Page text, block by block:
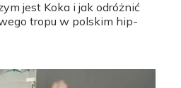
jest Koka i jak odróżnić
tropu w polskim hip-